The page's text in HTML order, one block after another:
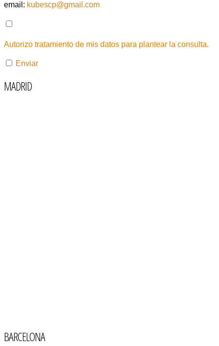
email: kubescp@gmail.com
Autorizo tratamiento de mis datos para plantear la consulta.
Enviar
MADRID
BARCELONA